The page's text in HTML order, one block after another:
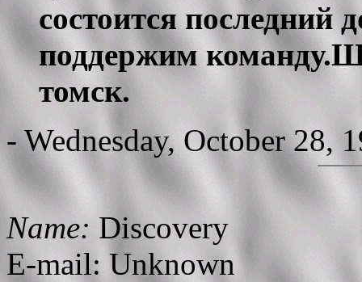
состоится последний
поддержим
томск.
- Wednesday, October 28,
Name: Discovery
E-mail: Unknown